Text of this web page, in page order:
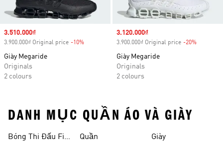
Sale price
3.510.000₫
3.900.000₫ Original price -10%
Giày Megaride
Originals
2 colours
Sale price
3.120.000₫
3.900.000₫ Original price -20%
Giày Megaride
Originals
2 colours
DANH MỤC QUẦN ÁO VÀ GIÀY
Bóng Thi Đấu Fifa
Quần Giày